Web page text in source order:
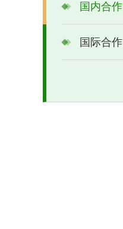
国内合作
国际合作